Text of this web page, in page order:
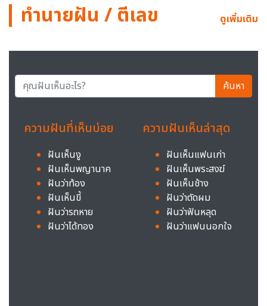
ทำนายฝัน / ตีเลข ดูเพิ่มเติม
ค้นหา
ความฝันที่เห็นบ่อย
ฝันเห็นงู
ฝันเห็นพญานาค
ฝันว่าท้อง
ฝันเห็นขี้
ฝันว่ารถหาย
ฝันว่าได้ทอง
ความฝันเห็นล่าสุด
ฝันเห็นแฟนเก่า
ฝันเห็นพระสงฆ์
ฝันเห็นช้าง
ฝันว่าตัดผม
ฝันว่าฟันหลุด
ฝันว่าแฟนนอกใจ